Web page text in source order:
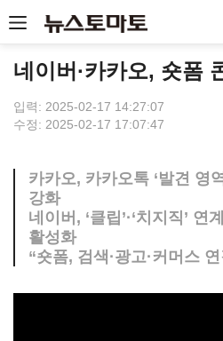
네이버·카카오, 숏폼
입력: 2025-02-17 14:27:07
수정: 2025-02-17 17:07:47
카카오, 카카오톡 ‘발견 영
강화
네이버, ‘클립’·‘치지직’ 연
활성화
“숏폼, 검색·광고·커머스